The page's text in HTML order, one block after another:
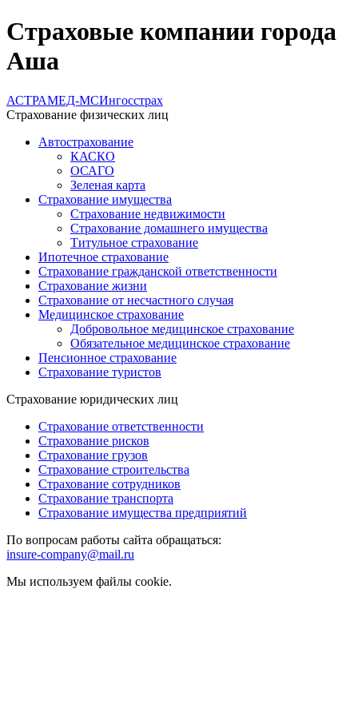
Страховые компании города
Аша
АСТРАМЕД-МСИнгосстрах
Страхование физических лиц
Автострахование
КАСКО
ОСАГО
Зеленая карта
Страхование имущества
Страхование недвижимости
Страхование домашнего имущества
Титульное страхование
Ипотечное страхование
Страхование гражданской ответственности
Страхование жизни
Страхование от несчастного случая
Медицинское страхование
Добровольное медицинское страхование
Обязательное медицинское страхование
Пенсионное страхование
Страхование туристов
Страхование юридических лиц
Страхование ответственности
Страхование рисков
Страхование грузов
Страхование строительства
Страхование сотрудников
Страхование транспорта
Страхование имущества предприятий
По вопросам работы сайта обращаться:
insure-company@mail.ru
Мы используем файлы cookie.